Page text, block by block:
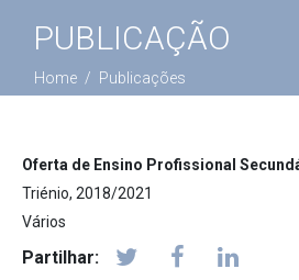
PODCASTS
PUBLICAÇÃO
Home Publicações
Oferta de Ensino Profissional
Triénio, 2018/2021
Vários
Partilhar: